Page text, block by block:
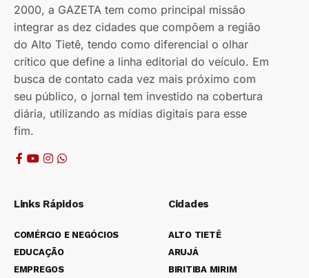
2000, a GAZETA tem como principal missão
integrar as dez cidades que compõem a região
do Alto Tietê, tendo como diferencial o olhar
crítico que define a linha editorial do veículo. Em
busca de contato cada vez mais próximo com
seu público, o jornal tem investido na cobertura
diária, utilizando as mídias digitais para esse
fim.
Links Rápidos
COMÉRCIO E NEGÓCIOS
EDUCAÇÃO
EMPREGOS
Cidades
ALTO TIETÊ
ARUJÁ
BIRITIBA MIRIM